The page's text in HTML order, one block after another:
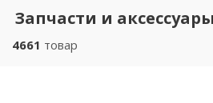
Запчасти и
4661 товар